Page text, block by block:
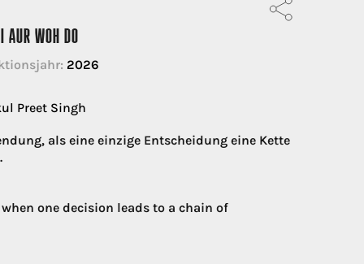
AUR WOH DO
2026
Preet Singh
als eine einzige Entscheidung eine Kette
one decision leads to a chain of